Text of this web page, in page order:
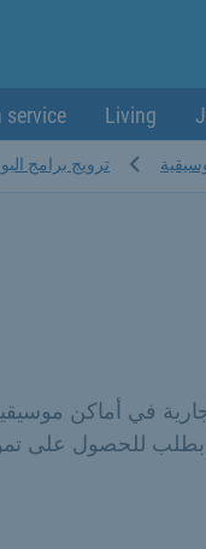
Living
service
ترويج برامج
في أماكن
بطلب للحصول على